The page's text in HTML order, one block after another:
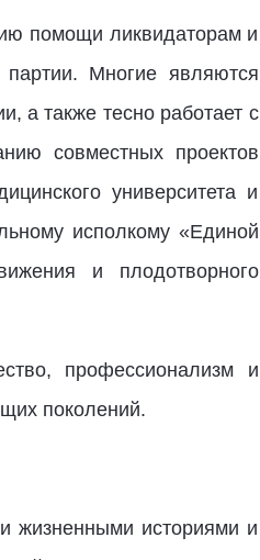
помощи ликвидаторам и
Многие являются
а также тесно работает с
совместных проектов
университета и
исполкому «Единой
и плодотворного
профессионализм и
поколений.
жизненными историями и